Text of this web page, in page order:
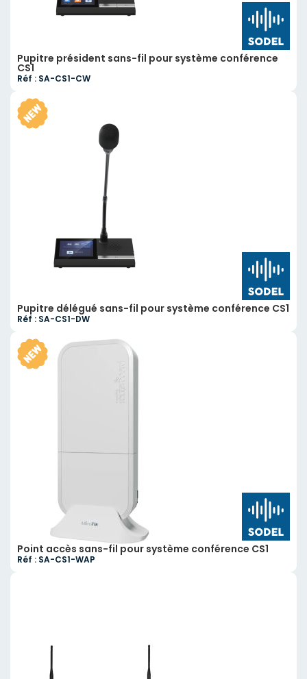
Pupitre président sans-fil pour système conférence
CS1
Réf : SA-CS1-CW
Pupitre délégué sans-fil pour système conférence CS1
Réf : SA-CS1-DW
Point accès sans-fil pour système conférence CS1
Réf : SA-CS1-WAP